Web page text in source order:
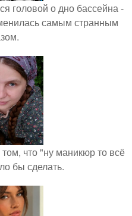
головой о дно бассейна -
самым странным
что "ну маникюр то всё
бы сделать.